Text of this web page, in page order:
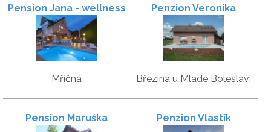
Pension Jana - wellness
Mříčná
Penzion Veronika
Březina u Mladé Boleslavi
Pension Maruška Penzion Vlastík